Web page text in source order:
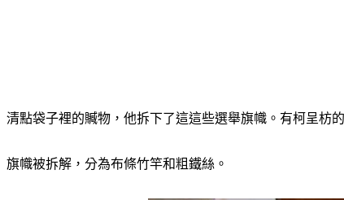
清點袋子裡的贓物，他拆下了這這些選舉旗幟。有柯呈枋
旗幟被拆解，分為布條竹竿和粗鐵絲。